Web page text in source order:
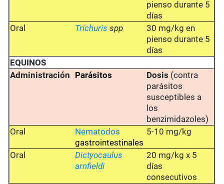
pienso durante 5
días
Oral
Trichuris spp
30 mg/kg en
pienso durante 5
días
EQUINOS
Administración Parásitos Dosis (contra
parásitos
susceptibles a
los
benzimidazoles)
Oral
Nematodos
gastrointestinales
5-10 mg/kg
Oral
Dictyocaulus
arnfieldi
20 mg/kg x 5
días
consecutivos